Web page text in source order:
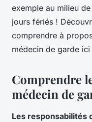
exemple au milieu
jours fériés !
comprendre à
médecin de garde ici
Comprendre
médecin de
Les responsabilités